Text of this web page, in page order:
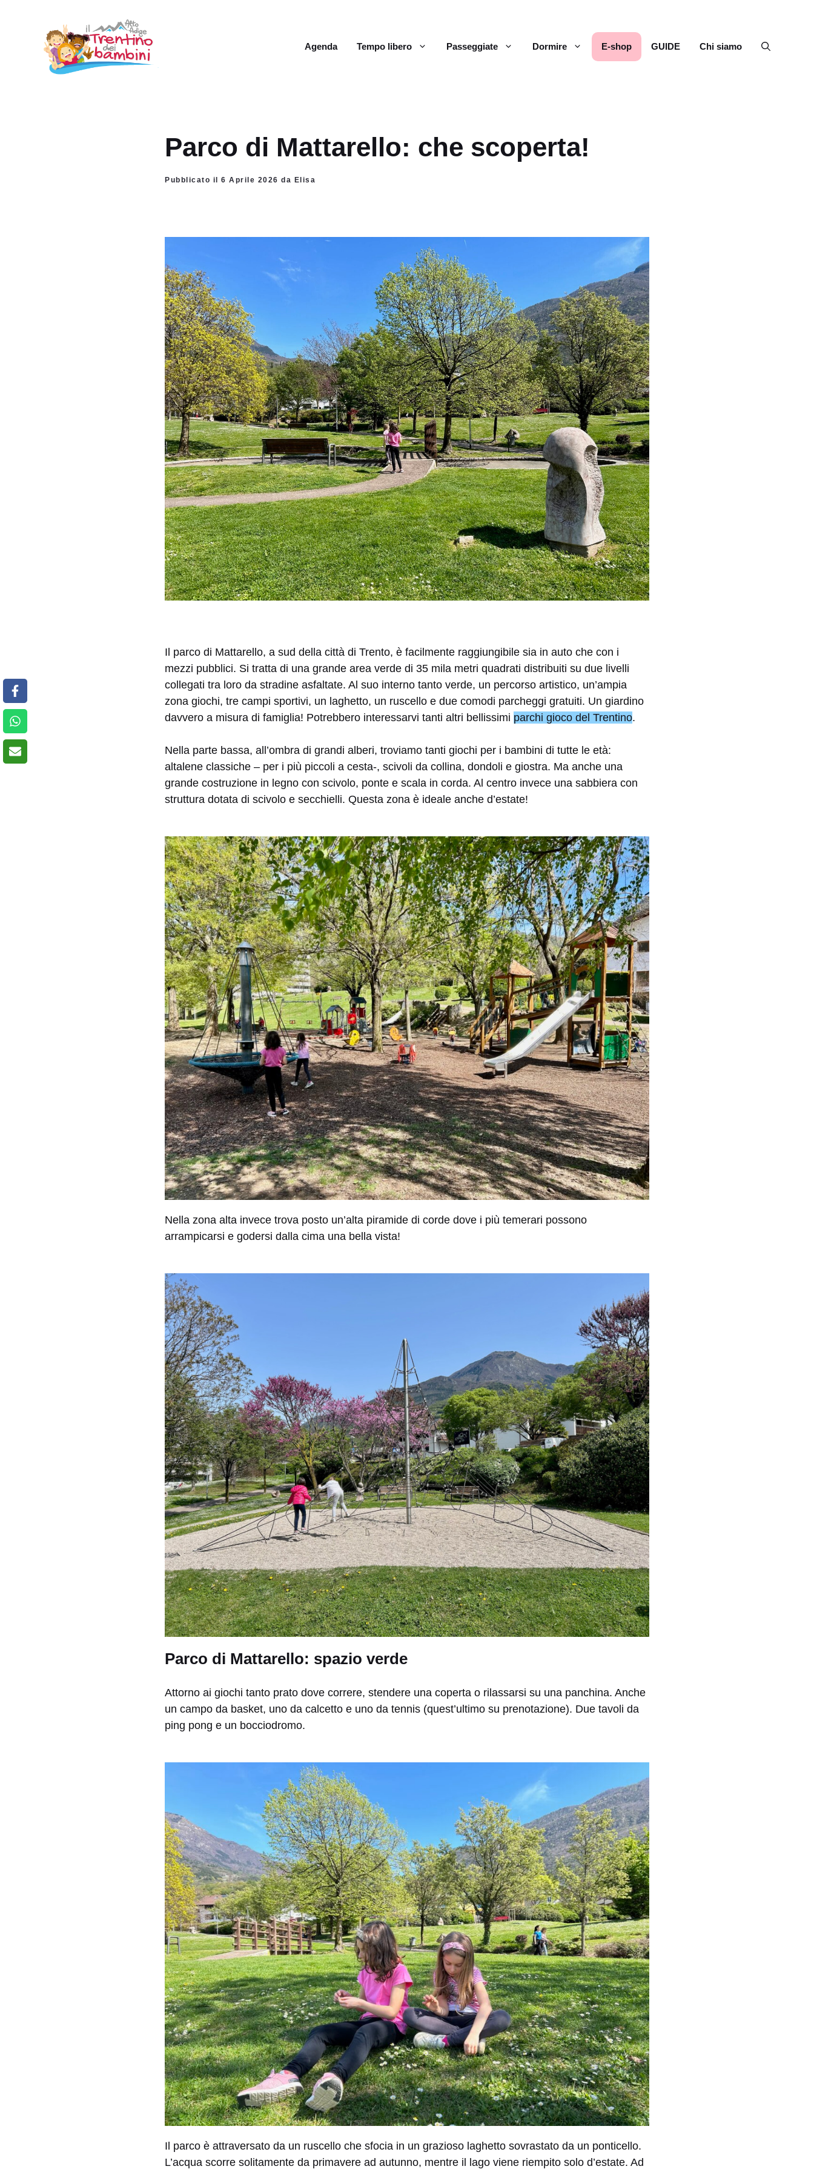
contenuto
Agenda Tempo libero Passeggiate Dormire E-shop GUIDE Chi siamo
Parco di Mattarello: che scoperta!
Pubblicato il 6 Aprile 2026 da Elisa
Il parco di Mattarello, a sud della città di Trento, è facilmente raggiungibile sia in auto che con i
mezzi pubblici. Si tratta di una grande area verde di 35 mila metri quadrati distribuiti su due livelli
collegati tra loro da stradine asfaltate. Al suo interno tanto verde, un percorso artistico, un’ampia
zona giochi, tre campi sportivi, un laghetto, un ruscello e due comodi parcheggi gratuiti. Un giardino
davvero a misura di famiglia! Potrebbero interessarvi tanti altri bellissimi parchi gioco del Trentino.
Nella parte bassa, all’ombra di grandi alberi, troviamo tanti giochi per i bambini di tutte le età:
altalene classiche – per i più piccoli a cesta-, scivoli da collina, dondoli e giostra. Ma anche una
grande costruzione in legno con scivolo, ponte e scala in corda. Al centro invece una sabbiera con
struttura dotata di scivolo e secchielli. Questa zona è ideale anche d’estate!
Nella zona alta invece trova posto un’alta piramide di corde dove i più temerari possono
arrampicarsi e godersi dalla cima una bella vista!
Parco di Mattarello: spazio verde
Attorno ai giochi tanto prato dove correre, stendere una coperta o rilassarsi su una panchina. Anche
un campo da basket, uno da calcetto e uno da tennis (quest’ultimo su prenotazione). Due tavoli da
ping pong e un bocciodromo.
Il parco è attraversato da un ruscello che sfocia in un grazioso laghetto sovrastato da un ponticello.
L’acqua scorre solitamente da primavere ad autunno, mentre il lago viene riempito solo d’estate. Ad